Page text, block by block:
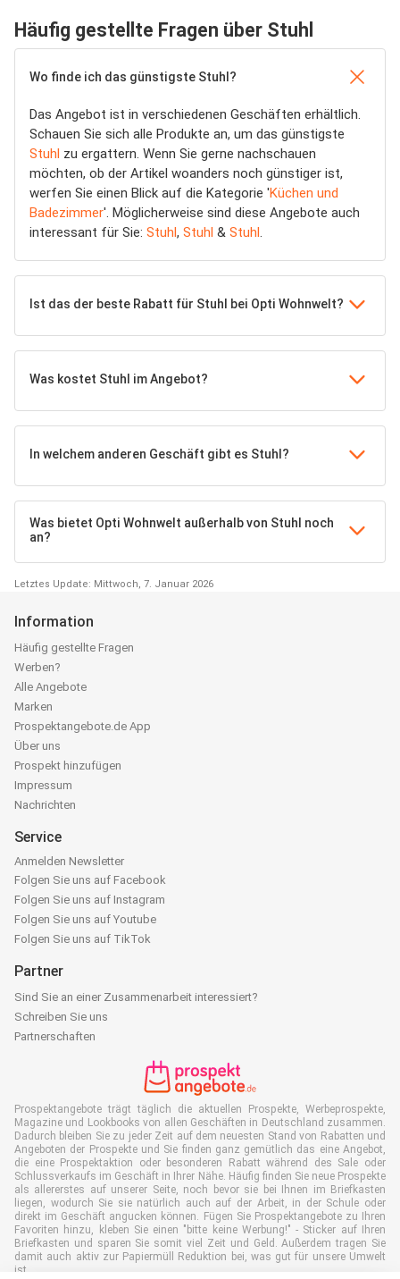
Häufig gestellte Fragen über Stuhl
Wo finde ich das günstigste Stuhl?
Das Angebot ist in verschiedenen Geschäften erhältlich.
Schauen Sie sich alle Produkte an, um das günstigste
Stuhl zu ergattern. Wenn Sie gerne nachschauen
möchten, ob der Artikel woanders noch günstiger ist,
werfen Sie einen Blick auf die Kategorie 'Küchen und
Badezimmer'. Möglicherweise sind diese Angebote auch
interessant für Sie: Stuhl, Stuhl & Stuhl.
Ist das der beste Rabatt für Stuhl bei Opti Wohnwelt?
Was kostet Stuhl im Angebot?
In welchem anderen Geschäft gibt es Stuhl?
Was bietet Opti Wohnwelt außerhalb von Stuhl noch
an?
Letztes Update: Mittwoch, 7. Januar 2026
Information
Häufig gestellte Fragen
Werben?
Alle Angebote
Marken
Prospektangebote.de App
Über uns
Prospekt hinzufügen
Impressum
Nachrichten
Service
Anmelden Newsletter
Folgen Sie uns auf Facebook
Folgen Sie uns auf Instagram
Folgen Sie uns auf Youtube
Folgen Sie uns auf TikTok
Partner
Sind Sie an einer Zusammenarbeit interessiert?
Schreiben Sie uns
Partnerschaften
Prospektangebote trägt täglich die aktuellen Prospekte, Werbeprospekte,
Magazine und Lookbooks von allen Geschäften in Deutschland zusammen.
Dadurch bleiben Sie zu jeder Zeit auf dem neuesten Stand von Rabatten und
Angeboten der Prospekte und Sie finden ganz gemütlich das eine Angebot,
die eine Prospektaktion oder besonderen Rabatt während des Sale oder
Schlussverkaufs im Geschäft in Ihrer Nähe. Häufig finden Sie neue Prospekte
als allererstes auf unserer Seite, noch bevor sie bei Ihnen im Briefkasten
liegen, wodurch Sie sie natürlich auch auf der Arbeit, in der Schule oder
direkt im Geschäft angucken können. Fügen Sie Prospektangebote zu Ihren
Favoriten hinzu, kleben Sie einen "bitte keine Werbung!" - Sticker auf Ihren
Briefkasten und sparen Sie somit viel Zeit und Geld. Außerdem tragen Sie
damit auch aktiv zur Papiermüll Reduktion bei, was gut für unsere Umwelt
ist.